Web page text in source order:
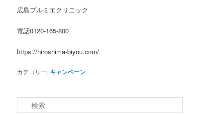
広島プルミエクリニック
電話0120-165-800
https://hiroshima-biyou.com/
カテゴリー: キャンペーン